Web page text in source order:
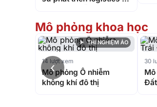
Mô phỏng khoa học
‹
THÍ NGHIỆM ẢO
14 lượt xem
Mô phỏng Ô nhiễm
không khí đô thị
30
Đất